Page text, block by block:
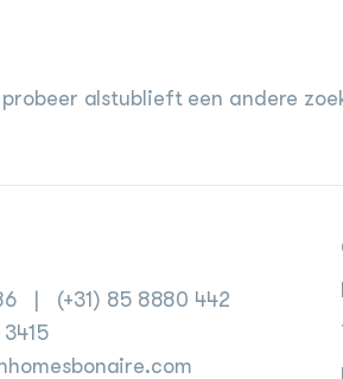
alstublieft een andere
| (+31) 85 8880 442